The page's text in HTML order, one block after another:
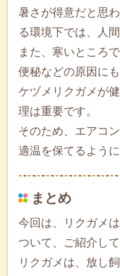
暑さが得意だと思
る環境下では、人
また、寒いところ
便秘などの原因にも
ケヅメリクガメが
理は重要です。
そのため、エアコ
適温を保てるように
まとめ
今回は、リクガメ
ついて、ご紹介して
リクガメは、放し